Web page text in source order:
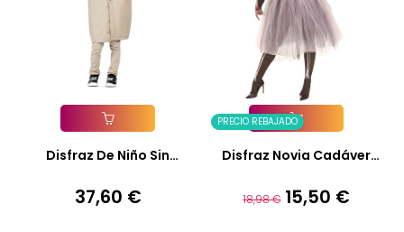
Añadir A La Cesta
Disfraz De Niño Sin
Precio
37,60 €
PRECIO REBAJADO
Añadir A La Cesta
Disfraz Novia Cadáver
Precio
18,98 € Precio
15,50 €